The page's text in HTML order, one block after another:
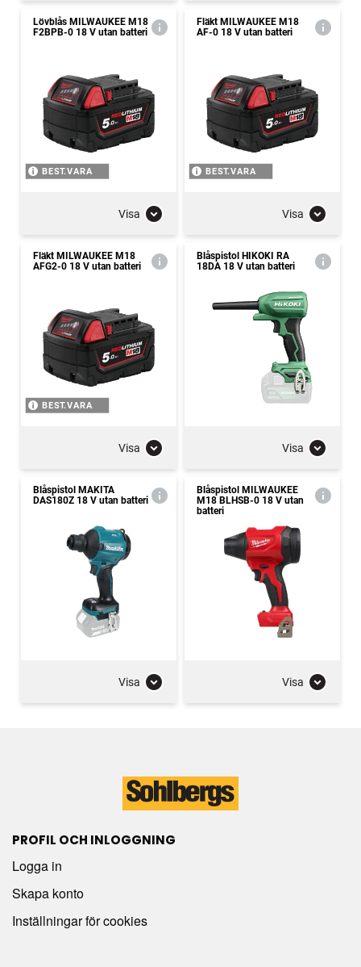
Lövblås MILWAUKEE M18
F2BPB-0 18 V utan batteri
BEST.VARA
Visa
Fläkt MILWAUKEE M18
AF-0 18 V utan batteri
BEST.VARA
Visa
Fläkt MILWAUKEE M18
AFG2-0 18 V utan batteri
BEST.VARA
Visa
Blåspistol HIKOKI RA
18DA 18 V utan batteri
Visa
Blåspistol MAKITA
DAS180Z 18 V utan batteri
Visa
Blåspistol MILWAUKEE
M18 BLHSB-0 18 V utan
batteri
Visa
PROFIL OCH INLOGGNING
Logga in
Skapa konto
Inställningar för cookies